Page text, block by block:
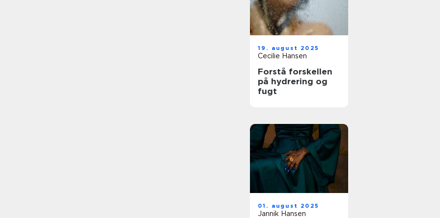
19. august 2025
Cecilie Hansen
Forstå forskellen
på hydrering og
fugt
01. august 2025
Jannik Hansen